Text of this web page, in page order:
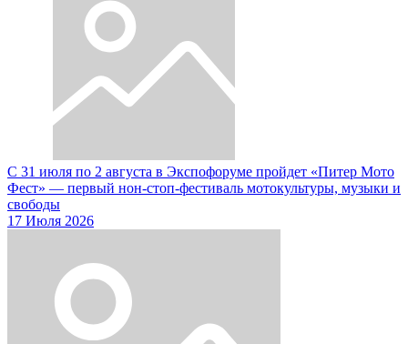
С 31 июля по 2 августа в Экспофоруме пройдет «Питер Мото
Фест» — первый нон-стоп-фестиваль мотокультуры, музыки и
свободы
17 Июля 2026